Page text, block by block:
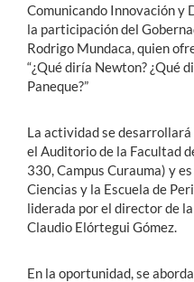
Comunicando Innovación y
la participación del
Rodrigo Mundaca, quien
“¿Qué diría Newton? ¿Qué
Paneque?”
La actividad se
el Auditorio de la Facultad
330, Campus Curauma) y
Ciencias y la Escuela de
liderada por el director de
Claudio Elórtegui Gómez.
En la oportunidad, se